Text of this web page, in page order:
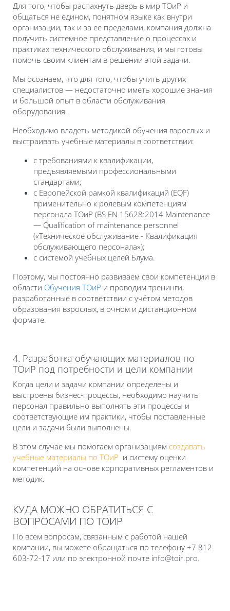
Для того, чтобы распахнуть дверь в мир ТОиР и
общаться не едином, понятном языке как внутри
организации, так и за ее пределами, компания должна
получить системное представление о процессах и
практиках технического обслуживания, и мы готовы
помочь своим клиентам в решении этой задачи.
Мы осознаем, что для того, чтобы учить других
специалистов — недостаточно иметь хорошие знания
и большой опыт в области обслуживания
оборудования.
Необходимо владеть методикой обучения взрослых и
выстраивать учебные материалы в соответствии:
с требованиями к квалификации,
предъявляемыми профессиональными
стандартами;
с Европейской рамкой квалификаций (EQF)
применительно к ролевым компетенциям
персонала ТОиР (BS EN 15628:2014 Maintenance
— Qualification of maintenance personnel
(«Техническое обслуживание - Квалификация
обслуживающего персонала»);
с системой учебных целей Блума.
Поэтому, мы постоянно развиваем свои компетенции в
области Обучения ТОиР и проводим тренинги,
разработанные в соответствии с учётом методов
образования взрослых, в очном и дистанционном
формате.
4. Разработка обучающих материалов по
ТОиР под потребности и цели компании
Когда цели и задачи компании определены и
выстроены бизнес-процессы, необходимо научить
персонал правильно выполнять эти процессы и
соответствующие им практики, чтобы поставленные
цели и задачи были выполнены.
В этом случае мы помогаем организациям создавать
учебные материалы по ТОиР и систему оценки
компетенций на основе корпоративных регламентов и
методик.
КУДА МОЖНО ОБРАТИТЬСЯ С
ВОПРОСАМИ ПО ТОИР
По всем вопросам, связанным с работой нашей
компании, вы можете обращаться по телефону +7 812
603-72-17 или по электронной почте info@toir.pro.